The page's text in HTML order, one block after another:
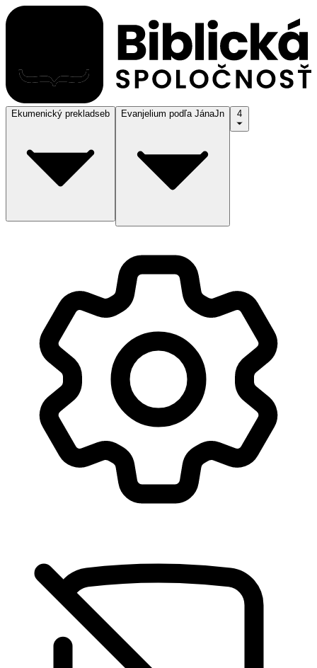
Ekumenický prekladseb Evanjelium podľa JánaJn